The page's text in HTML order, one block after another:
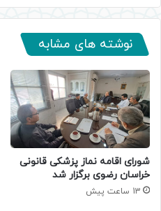
نوشته های مشابه
شورای اقامه نماز پزشکی قانونی
خراسان رضوی برگزار شد
13 ساعت پیش